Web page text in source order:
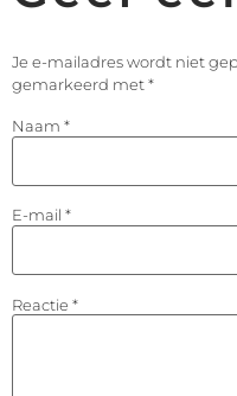
Je e-mailadres wordt niet
gemarkeerd met*
Naam *
E-mail *
Reactie *